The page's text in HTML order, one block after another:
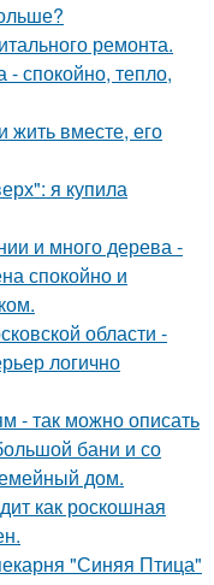
ремонта.
спокойно, тепло,
вместе, его
я купила
и много дерева -
спокойно и
области -
логично
- так можно описать
бани и со
дом.
как роскошная
"Синяя Птица"